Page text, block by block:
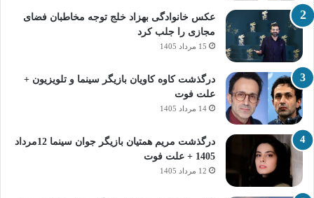
عکس خانوادگی بهزاد خلج توجه مخاطبان فضای
مجازی را جلب کرد
15 مرداد 1405
درگذشت کاوه کاویان بازیگر سینما و تلویزیون +
علت فوت
14 مرداد 1405
درگذشت مریم همتیان بازیگر جوان سینما 12مرداد
1405 + علت فوت
12 مرداد 1405